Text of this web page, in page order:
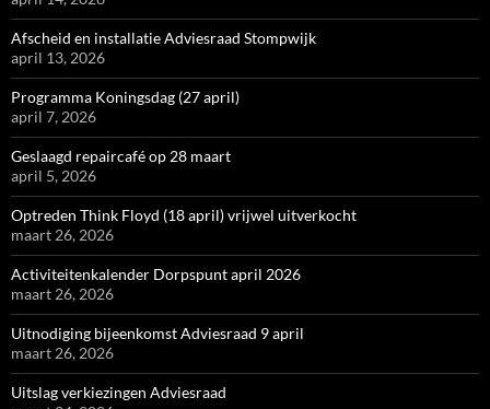
Afscheid en installatie Adviesraad Stompwijk
april 13, 2026
Programma Koningsdag (27 april)
april 7, 2026
Geslaagd repaircafé op 28 maart
april 5, 2026
Optreden Think Floyd (18 april) vrijwel uitverkocht
maart 26, 2026
Activiteitenkalender Dorpspunt april 2026
maart 26, 2026
Uitnodiging bijeenkomst Adviesraad 9 april
maart 26, 2026
Uitslag verkiezingen Adviesraad